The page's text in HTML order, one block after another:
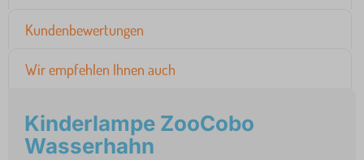
Kundenbewertungen
Wir empfehlen Ihnen auch
Kinderlampe ZooCobo
Wasserhahn